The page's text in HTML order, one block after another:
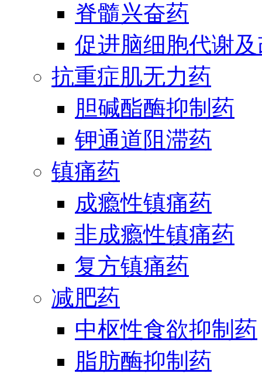
脊髓兴奋药
促进脑细胞代谢
抗重症肌无力药
胆碱酯酶抑制药
钾通道阻滞药
镇痛药
成瘾性镇痛药
非成瘾性镇痛药
复方镇痛药
减肥药
中枢性食欲抑制药
脂肪酶抑制药